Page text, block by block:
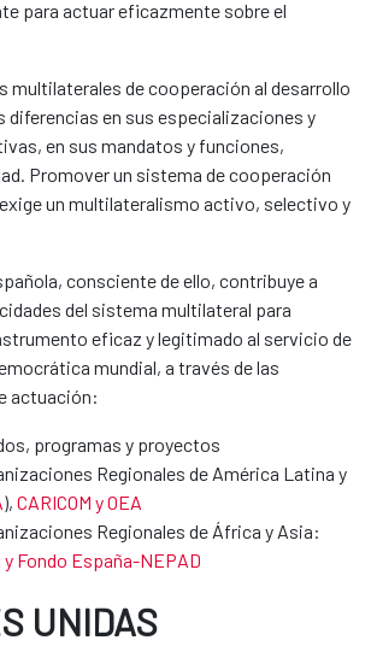
para actuar eficazmente sobre el
multilaterales de cooperación al desarrollo
diferencias en sus especializaciones y
en sus mandatos y funciones,
Promover un sistema de cooperación
un multilateralismo activo, selectivo y
consciente de ello, contribuye a
del sistema multilateral para
eficaz y legitimado al servicio de
mundial, a través de las
actuación:
programas y proyectos
Regionales de América Latina y
), CARICOM y OEA
Regionales de África y Asia:
y Fondo España-NEPAD
UNIDAS